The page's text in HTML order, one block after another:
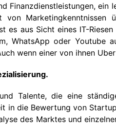
Finanzdienstleistungen, ein
von
es aus Sicht eines IT-
WhatsApp oder Youtube
wenn einer von ihnen
Talente, die eine
in die Bewertung von
des Marktes und